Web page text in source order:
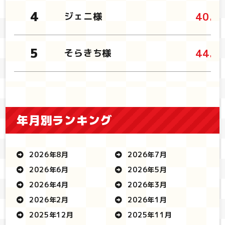
ジェニ様
そらきち様
年月別ランキング
2026年8月
2026年7月
2026年6月
2026年5月
2026年4月
2026年3月
2026年2月
2026年1月
2025年12月
2025年11月